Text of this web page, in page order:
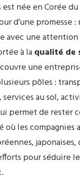
née en Corée du
d’une promesse :
avec une
à laqualité de
une
pôles :
services au sol,
permet de rester
où les compagnies
japonaises,
pour séduire